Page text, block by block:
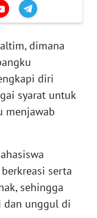
dimana
diri
syarat untuk
menjawab
serta
sehingga
dan unggul di